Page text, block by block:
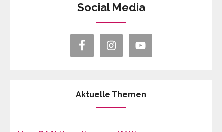
Social Media
Aktuelle Themen